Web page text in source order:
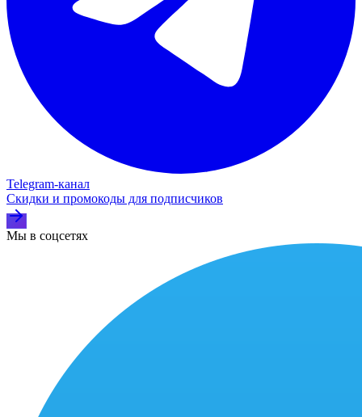
Telegram‑канал
Скидки и промокоды для подписчиков
Мы в соцсетях